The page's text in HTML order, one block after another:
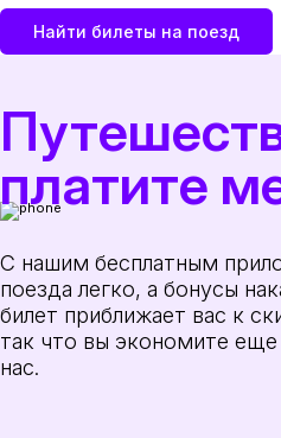
Найти билеты на поезд
платите
С нашим бесплатным
поезда легко, а бонусы
билет приближает вас к
так что вы экономите
нас.